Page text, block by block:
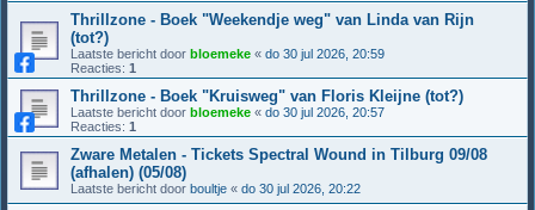
Thrillzone - Boek "Weekendje weg" van Linda van Rijn
(tot?)
Laatste bericht door bloemeke « do 30 jul 2026, 20:59
Reacties: 1
Thrillzone - Boek "Kruisweg" van Floris Kleijne (tot?)
Laatste bericht door bloemeke « do 30 jul 2026, 20:57
Reacties: 1
Zware Metalen - Tickets Spectral Wound in Tilburg 09/08
(afhalen) (05/08)
Laatste bericht door boultje « do 30 jul 2026, 20:22